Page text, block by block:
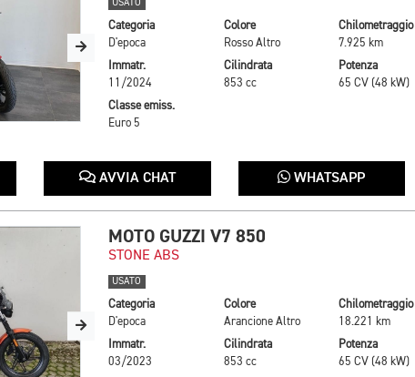
USATO
Categoria
D'epoca
Colore
Rosso Altro
Chilometraggio
7.925 km
Immatr.
11/2024
Cilindrata
853 cc
Potenza
65 CV (48 kW)
Classe emiss.
Euro 5
AVVIA CHAT WHATSAPP
MOTO GUZZI V7 850
STONE ABS
USATO
Categoria
D'epoca
Colore
Arancione Altro
Chilometraggio
18.221 km
Immatr.
03/2023
Cilindrata
853 cc
Potenza
65 CV (48 kW)